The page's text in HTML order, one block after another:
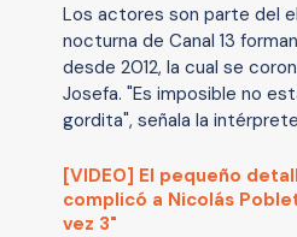
Los actores son parte del
nocturna de Canal 13
desde 2012, la cual se
Josefa. "Es imposible no
gordita", señala la
[VIDEO] El pequeño
complicó a Nicolás
vez 3"